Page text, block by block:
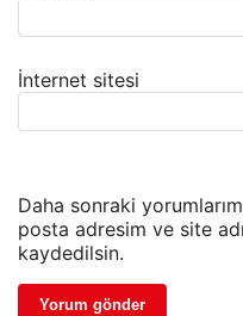
İnternet sitesi
Daha sonraki
posta adresim ve site
kaydedilsin.